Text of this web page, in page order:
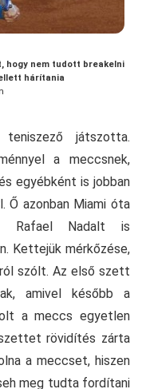
hogy nem tudott breakelni
hárítania
játszotta.
a meccsnek,
egyébként is jobban
Ő azonban Miami óta
Rafael Nadalt is
Kettejük mérkőzése,
szólt. Az első szett
amivel később a
a meccs egyetlen
rövidítés zárta
a meccset, hiszen
meg tudta fordítani